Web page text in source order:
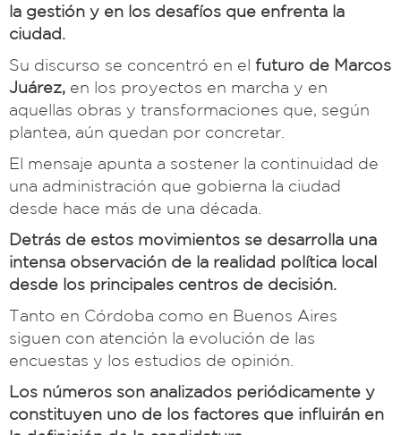
la gestión y en los desafíos que enfrenta la
ciudad.
Su discurso se concentró en el futuro de Marcos
Juárez, en los proyectos en marcha y en
aquellas obras y transformaciones que, según
plantea, aún quedan por concretar.
El mensaje apunta a sostener la continuidad de
una administración que gobierna la ciudad
desde hace más de una década.
Detrás de estos movimientos se desarrolla una
intensa observación de la realidad política local
desde los principales centros de decisión.
Tanto en Córdoba como en Buenos Aires
siguen con atención la evolución de las
encuestas y los estudios de opinión.
Los números son analizados periódicamente y
constituyen uno de los factores que influirán en